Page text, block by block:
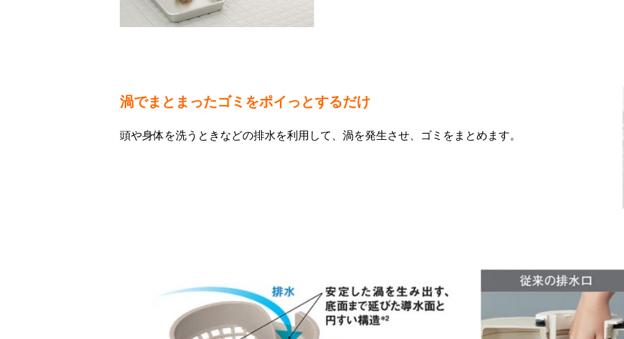
渦でまとまったゴミをポイっとするだけ
頭や身体を洗うときなどの排水を利用して、渦を発生させ、ゴミをまとめます。